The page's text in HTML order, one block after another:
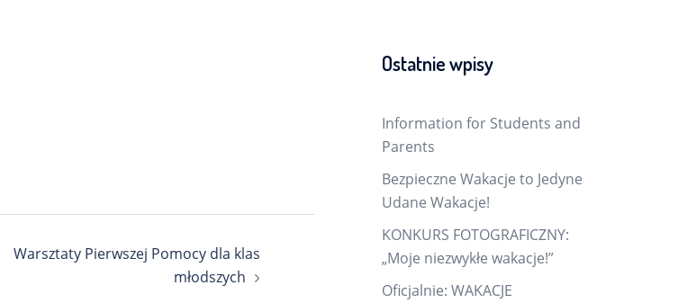
Warsztaty Pierwszej Pomocy dla klas
młodszych
Ostatnie wpisy
Information for Students and
Parents
Bezpieczne Wakacje to Jedyne
Udane Wakacje!
KONKURS FOTOGRAFICZNY:
„Moje niezwykłe wakacje!”
Oficjalnie: WAKACJE